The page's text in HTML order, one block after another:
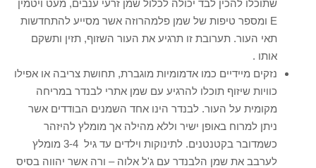
שתוכלו להכין לבד יכולה לכלול שמן זרעי ענבים, מעט ויטמין
E ומספר טיפות של שמן פלמהרוזה אשר מסייע להתחדשות
תאי העור. תערובת זו תרגיע את העור השזוף, תזין ותשקם
אותו .
נזקים מיידיים כמו אדמומיות מוגברת, תחושת צריבה או אפילו
כוויות שיזוף תוכלו להרגיע עם שמן אתרי לבנדר במריחה
מקומית על העור. לבנדר הינו אחד השמנים הבודדים אשר
ניתן למרוח באופן ישיר וללא מהילה אך מומלץ להיזהר
כשמדובר בקטנטנים. לתינוקות וילדים עד גיל 3-4 מומלץ
לערבב את שמן הלבנדר עם ג'ל אלוה – ורה אשר יהווה בסיס